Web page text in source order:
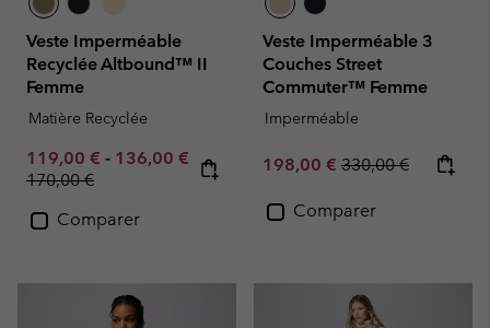
Veste Imperméable
Recyclée Altbound™ II
Femme
Matière Recyclée
Minimum sale price:
119,00 € - Maximum sale price:
136,00 €
Regular price:
170,00 €
Comparer
Veste Imperméable 3
Couches Street
Commuter™ Femme
Imperméable
Sale price:
198,00 € Regular price:
330,00 €
Comparer